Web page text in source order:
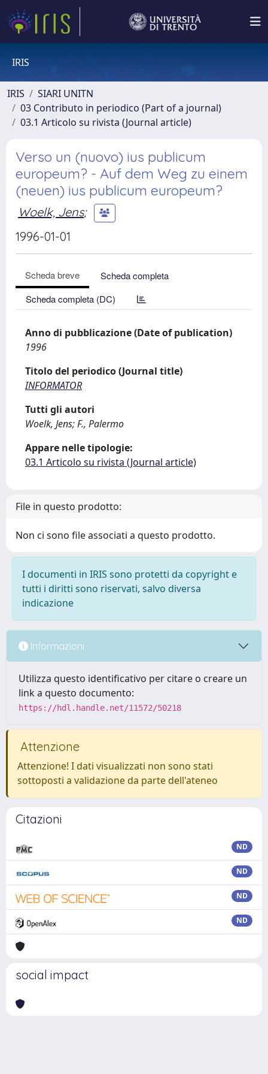
IRIS
IRIS
SIARI UNITN
03 Contributo in periodico (Part of a journal)
03.1 Articolo su rivista (Journal article)
Verso un (nuovo) ius publicum
europeum? - Auf dem Weg zu einem
(neuen) ius publicum europeum?
Woelk, Jens;
1996-01-01
Scheda breve
Scheda completa
Scheda completa (DC)
Anno di pubblicazione (Date of publication)
1996
Titolo del periodico (Journal title)
INFORMATOR
Tutti gli autori
Woelk, Jens; F., Palermo
Appare nelle tipologie:
03.1 Articolo su rivista (Journal article)
File in questo prodotto:
Non ci sono file associati a questo prodotto.
I documenti in IRIS sono protetti da copyright e
tutti i diritti sono riservati, salvo diversa
indicazione
Informazioni
Utilizza questo identificativo per citare o creare un
link a questo documento:
https://hdl.handle.net/11572/50218
Attenzione
Attenzione! I dati visualizzati non sono stati
sottoposti a validazione da parte dell'ateneo
Citazioni
ND
ND
ND
ND
social impact